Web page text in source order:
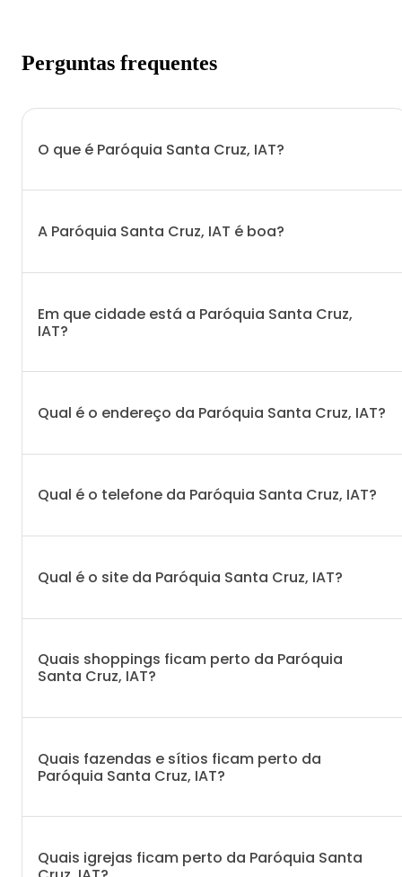
Perguntas frequentes
O que é Paróquia Santa Cruz, IAT?
A Paróquia Santa Cruz, IAT é boa?
Em que cidade está a Paróquia Santa Cruz,
IAT?
Qual é o endereço da Paróquia Santa Cruz, IAT?
Qual é o telefone da Paróquia Santa Cruz, IAT?
Qual é o site da Paróquia Santa Cruz, IAT?
Quais shoppings ficam perto da Paróquia
Santa Cruz, IAT?
Quais fazendas e sítios ficam perto da
Paróquia Santa Cruz, IAT?
Quais igrejas ficam perto da Paróquia Santa